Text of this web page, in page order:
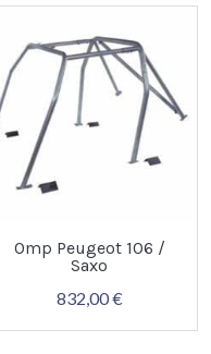
Omp Peugeot 106 /
Saxo
832,00 €